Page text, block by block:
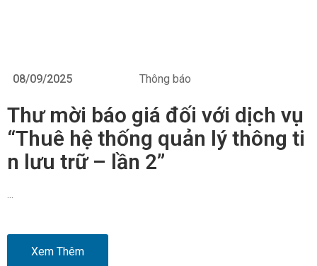
08/09/2025 Thông báo
Thư mời báo giá đối với dịch vụ
“Thuê hệ thống quản lý thông ti
n lưu trữ – lần 2”
…
Xem Thêm